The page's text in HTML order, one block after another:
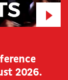
2026.